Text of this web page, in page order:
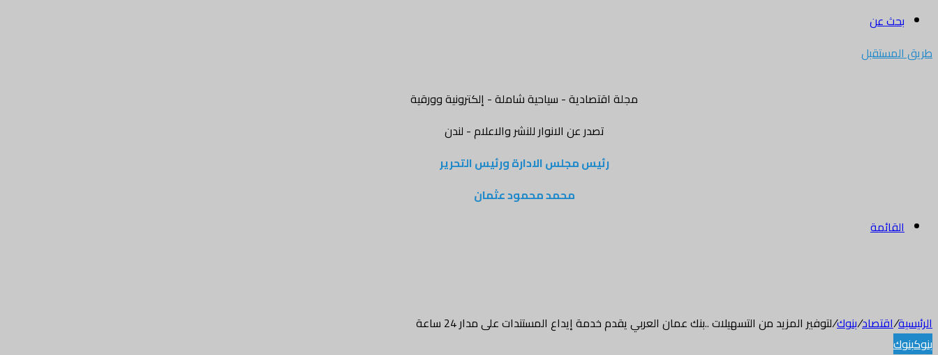
بحث عن
طريق المستقبل
مجلة اقتصادية - سياحية شاملة - إلكترونية وورقية
تصدر عن الانوار للنشر والاعلام - لندن
رئيس مجلس الادارة ورئيس التحرير
محمد محمود عثمان
القائمة
الرئيسية/اقتصاد/بنوك/لتوفير المزيد من التسهيلات ..بنك عمان العربي يقدم خدمة إيداع المستندات على مدار 24 ساعة
بنوكبنوك